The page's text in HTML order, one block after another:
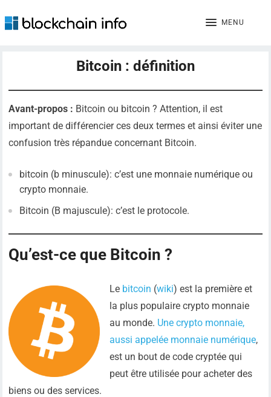
MENU
Bitcoin : définition
Avant-propos : Bitcoin ou bitcoin ? Attention, il est
important de différencier ces deux termes et ainsi éviter une
confusion très répandue concernant Bitcoin.
bitcoin (b minuscule): c’est une monnaie numérique ou
crypto monnaie.
Bitcoin (B majuscule): c’est le protocole.
Qu’est-ce que Bitcoin ?
Le bitcoin (wiki) est la première et
la plus populaire crypto monnaie
au monde. Une crypto monnaie,
aussi appelée monnaie numérique,
est un bout de code cryptée qui
peut être utilisée pour acheter des
biens ou des services.